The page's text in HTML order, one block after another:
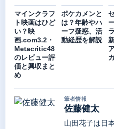
マインクラフ
ト映画はひど
い？映
画.com3.2・
Metacritic48
のレビュー評
価と興収まと
め
ポケカメンと
は？年齢やハ
ーフ疑惑、活
動経歴を解説
筆者情報
佐藤健太
山田花子は日